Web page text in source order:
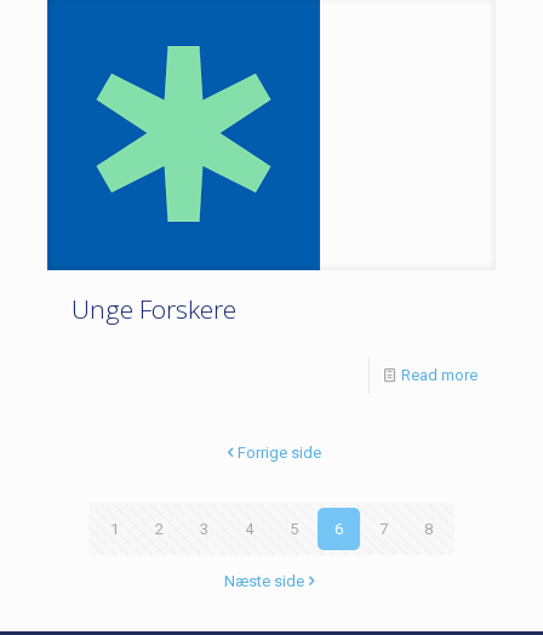
Unge Forskere
Read more
Forrige side
1 2 3 4 5 6 7 8
Næste side